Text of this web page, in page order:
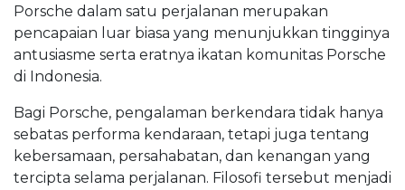
Porsche dalam satu perjalanan merupakan
pencapaian luar biasa yang menunjukkan tingginya
antusiasme serta eratnya ikatan komunitas Porsche
di Indonesia.
Bagi Porsche, pengalaman berkendara tidak hanya
sebatas performa kendaraan, tetapi juga tentang
kebersamaan, persahabatan, dan kenangan yang
tercipta selama perjalanan. Filosofi tersebut menjadi